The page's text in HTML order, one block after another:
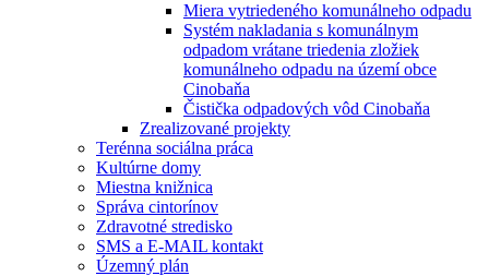
Miera vytriedeného komunálneho odpadu
Systém nakladania s komunálnym
odpadom vrátane triedenia zložiek
komunálneho odpadu na území obce
Cinobaňa
Čistička odpadových vôd Cinobaňa
Zrealizované projekty
Terénna sociálna práca
Kultúrne domy
Miestna knižnica
Správa cintorínov
Zdravotné stredisko
SMS a E-MAIL kontakt
Územný plán